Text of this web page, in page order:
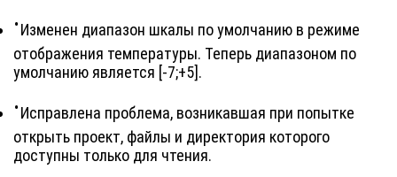
Изменен диапазон шкалы по умолчанию в режиме
отображения температуры. Теперь диапазоном по
умолчанию является [-7;+5].
Исправлена проблема, возникавшая при попытке
открыть проект, файлы и директория которого
доступны только для чтения.